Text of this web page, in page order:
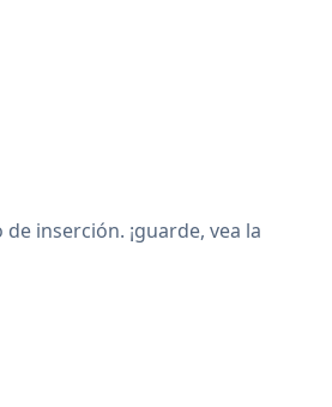
inserción. ¡guarde, vea la